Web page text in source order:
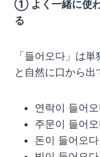
① よく一緒に使
る
「들어오다」は
と自然に口から出
연락이 들어오
주문이 들어오
돈이 들어오다